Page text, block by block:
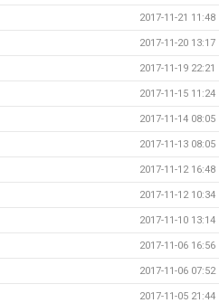
2017-11-21 11:48
2017-11-20 13:17
2017-11-19 22:21
2017-11-15 11:24
2017-11-14 08:05
2017-11-13 08:05
2017-11-12 16:48
2017-11-12 10:34
2017-11-10 13:14
2017-11-06 16:56
2017-11-06 07:52
2017-11-05 21:44